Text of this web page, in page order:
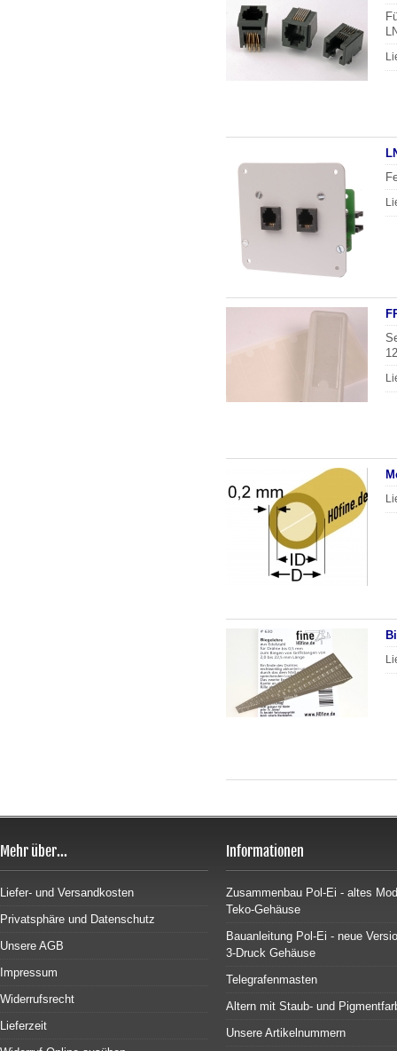
Mehr über...
Liefer- und Versandkosten
Privatsphäre und Datenschutz
Unsere AGB
Impressum
Widerrufsrecht
Lieferzeit
Informationen
Zusammenbau Pol-Ei - altes
Teko-Gehäuse
Bauanleitung Pol-Ei - neue
3-Druck Gehäuse
Telegrafenmasten
Altern mit Staub- und
Unsere Artikelnummern